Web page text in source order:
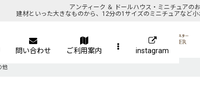
アンティーク ＆ ドールハウス・ミニチュアの
建材といった大きなものから、12分の1サイズのミニチュアなど小
問い合わせ ご利用案内 instagram
他